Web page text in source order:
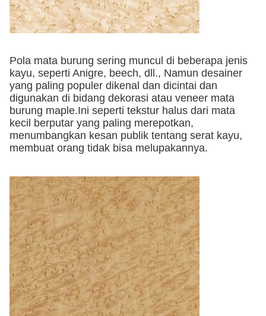
Pola mata burung sering muncul di beberapa jenis
kayu, seperti Anigre, beech, dll., Namun desainer
yang paling populer dikenal dan dicintai dan
digunakan di bidang dekorasi atau veneer mata
burung maple.Ini seperti tekstur halus dari mata
kecil berputar yang paling merepotkan,
menumbangkan kesan publik tentang serat kayu,
membuat orang tidak bisa melupakannya.